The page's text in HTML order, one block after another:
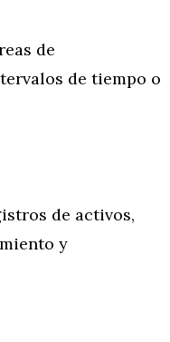
de
de tiempo o
de activos,
y